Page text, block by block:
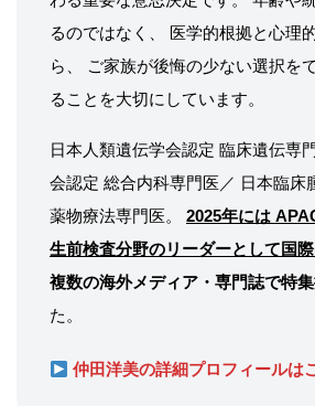
るのではなく、 医学的根拠と心理
ら、 ご家族が後悔の少ない選択を
ることを大切にしています。
日本人類遺伝学会認定 臨床遺伝専
会認定 総合内科専門医／ 日本臨床
薬物療法専門医。 2025年には
生前検査分野のリーダーとして国
複数の海外メディア・専門誌で特
た。
仲田洋美の詳細プロフィールは